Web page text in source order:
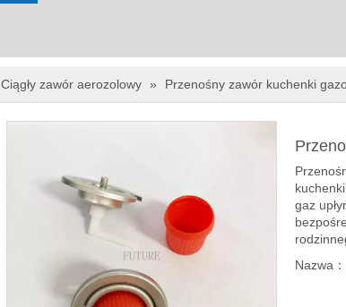
Ciągły zawór aerozolowy » Przenośny zawór kuchenki
gaz
Nazwa：